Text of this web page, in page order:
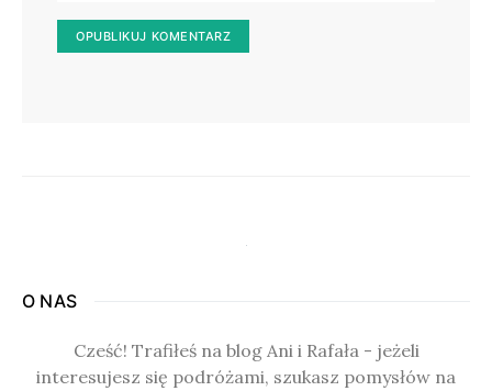
O NAS
Cześć! Trafiłeś na blog Ani i Rafała - jeżeli
interesujesz się podróżami, szukasz pomysłów na